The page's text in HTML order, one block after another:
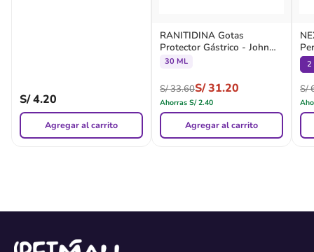
S/4.20
Agregar al carrito
RANITIDINA Gotas
Protector Gástrico - John
Martin
30 ML
S/33.60S/31.20
Ahorras S/2.40
Agregar al carrito
2
S/